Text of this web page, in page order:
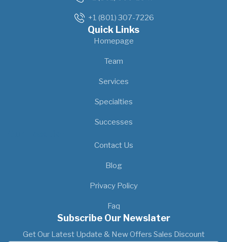
+1 (801) 307-7226
Quick Links
Homepage
Team
Services
Specialties
Successes
Contact Us
Blog
Privacy Policy
Faq
Subscribe Our Newslater
Get Our Latest Update & New Offers Sales Discount